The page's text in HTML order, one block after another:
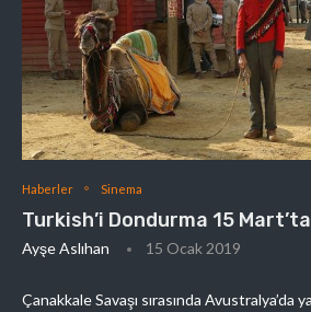
Haberler Sinema
Turkish’i Dondurma 15
Ayşe Aslıhan 15 Ocak 2019
Çanakkale Savaşı sırasında Avustralya’da